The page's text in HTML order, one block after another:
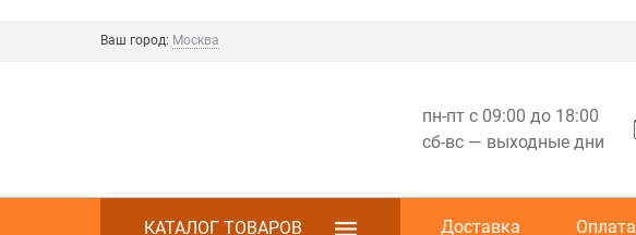
Ваш город: Москва
пн-пт с 09:00 до 18:00
сб-вс — выходные дни
КАТАЛОГ ТОВАРОВ Доставка Оплата